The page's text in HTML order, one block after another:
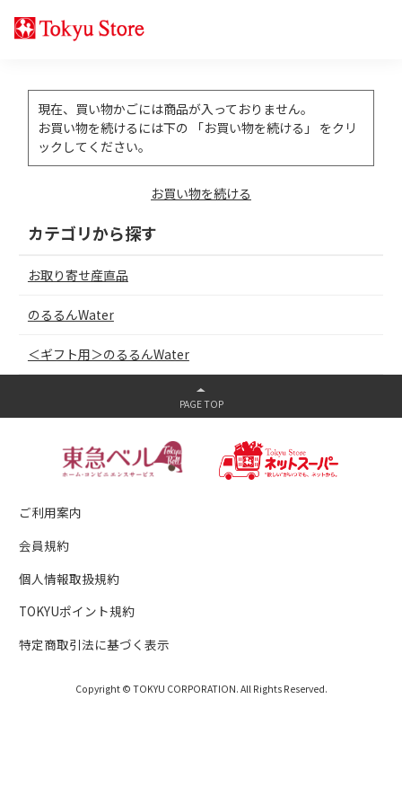
現在、買い物かごには商品が入っておりません。
お買い物を続けるには下の 「お買い物を続ける」 をクリ
ックしてください。
お買い物を続ける
カテゴリから探す
お取り寄せ産直品
のるるんWater
＜ギフト用＞のるるんWater
ご利用案内
会員規約
個人情報取扱規約
TOKYUポイント規約
特定商取引法に基づく表示
Copyright © TOKYU CORPORATION. All Rights Reserved.